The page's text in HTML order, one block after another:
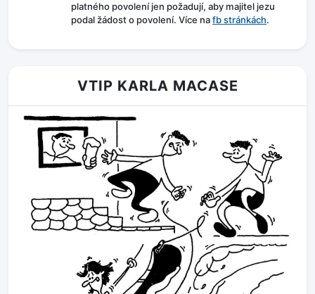
platného povolení jen požadují, aby majitel jezu
podal žádost o povolení. Více nafb stránkách.
VTIP KARLA MACASE